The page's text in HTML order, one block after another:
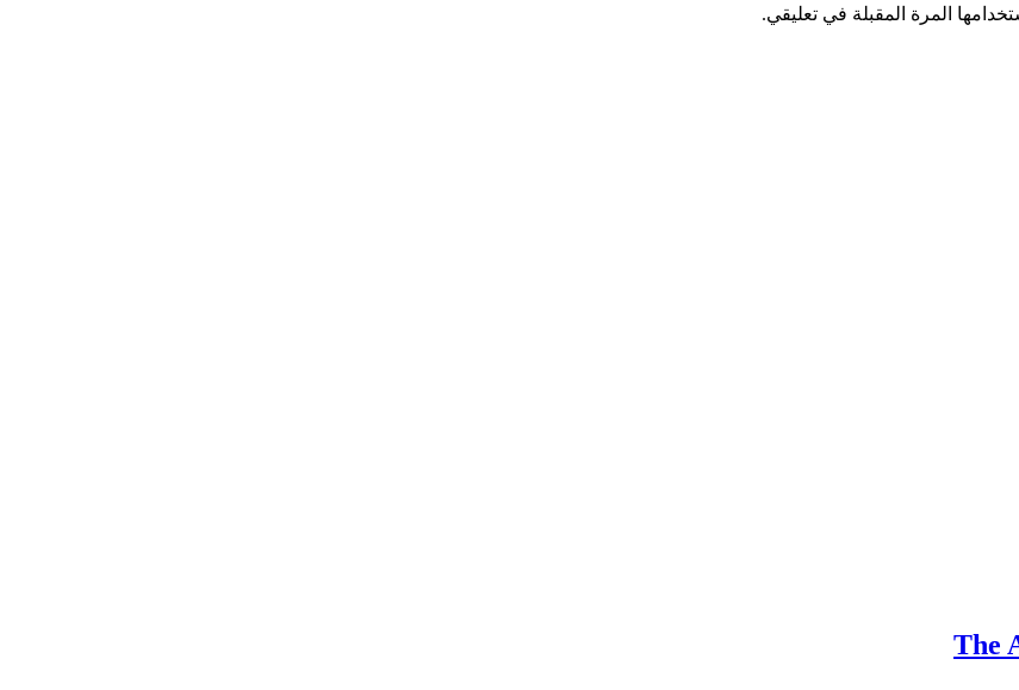
المرة المقبلة في تعليقي.
The